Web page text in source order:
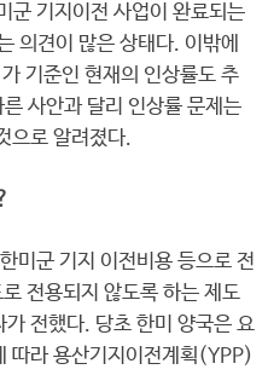
군 기지이전 사업이 완료되는
의견이 많은 상태다. 이밖에
기준인 현재의 인상률도 추
사안과 달리 인상률 문제는
으로 알려졌다.
미군 기지 이전비용 등으로 전
전용되지 않도록 하는 제도
전했다. 당초 한미 양국은 요
따라 용산기지이전계획(YPP)